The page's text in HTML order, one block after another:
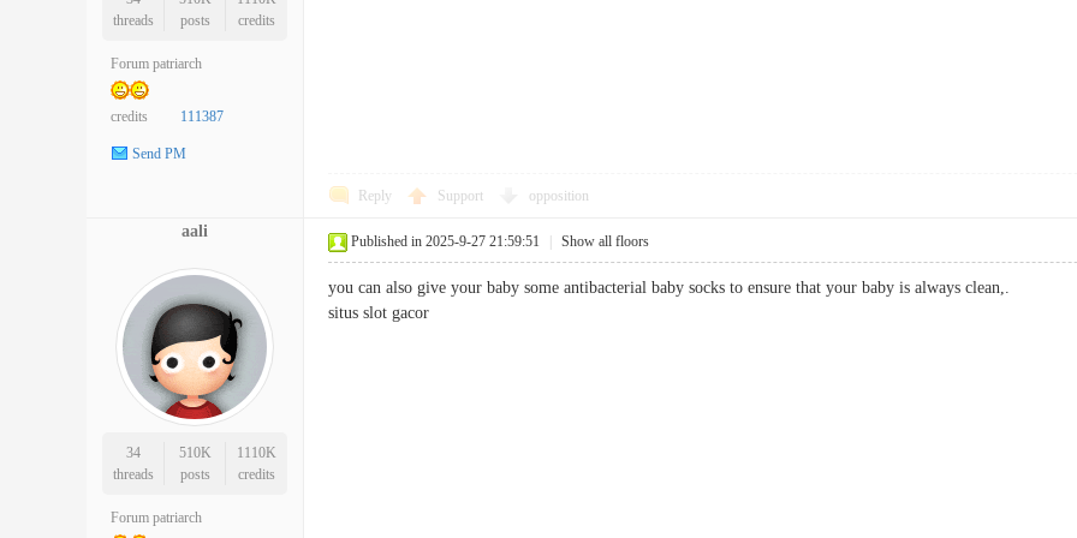
threads
posts
credits
Forum patriarch
credits 111387
Send PM
Reply Support opposition
aali
34
threads
510K
posts
1110K
credits
Forum patriarch
Published in 2025-9-27 21:59:51 Show all floors
you can also give your baby some antibacterial baby socks to ensure that your baby is always clean,.
situs slot gacor